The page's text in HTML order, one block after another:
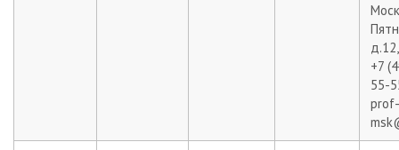
+7
55-
prof-